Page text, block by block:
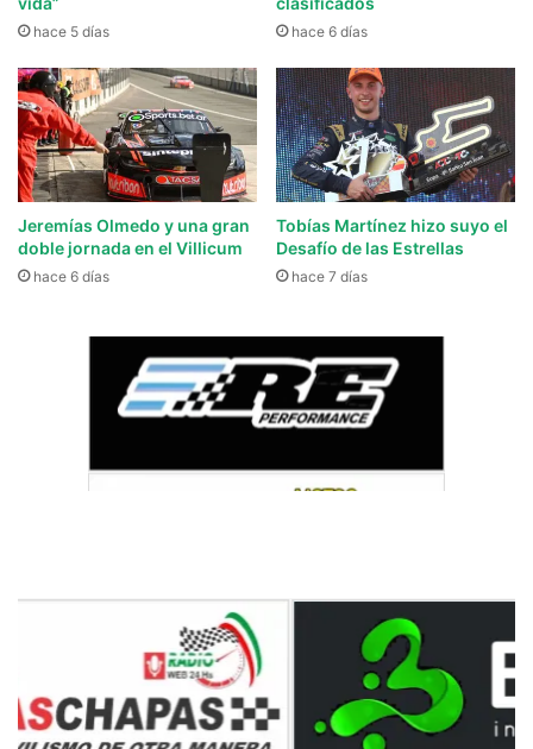
hace 5 días hace 6 días
Jeremías Olmedo y una gran
doble jornada en el Villicum
hace 6 días
Tobías Martínez hizo suyo el
Desafío de las Estrellas
hace 7 días